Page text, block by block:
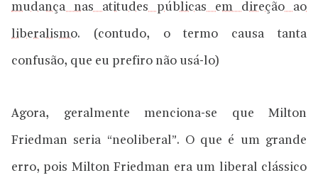
mudança nas atitudes públicas em direção ao
liberalismo. (contudo, o termo causa tanta
confusão, que eu prefiro não usá-lo)
Agora, geralmente menciona-se que Milton
Friedman seria “neoliberal”. O que é um grande
erro, pois Milton Friedman era um liberal clássico